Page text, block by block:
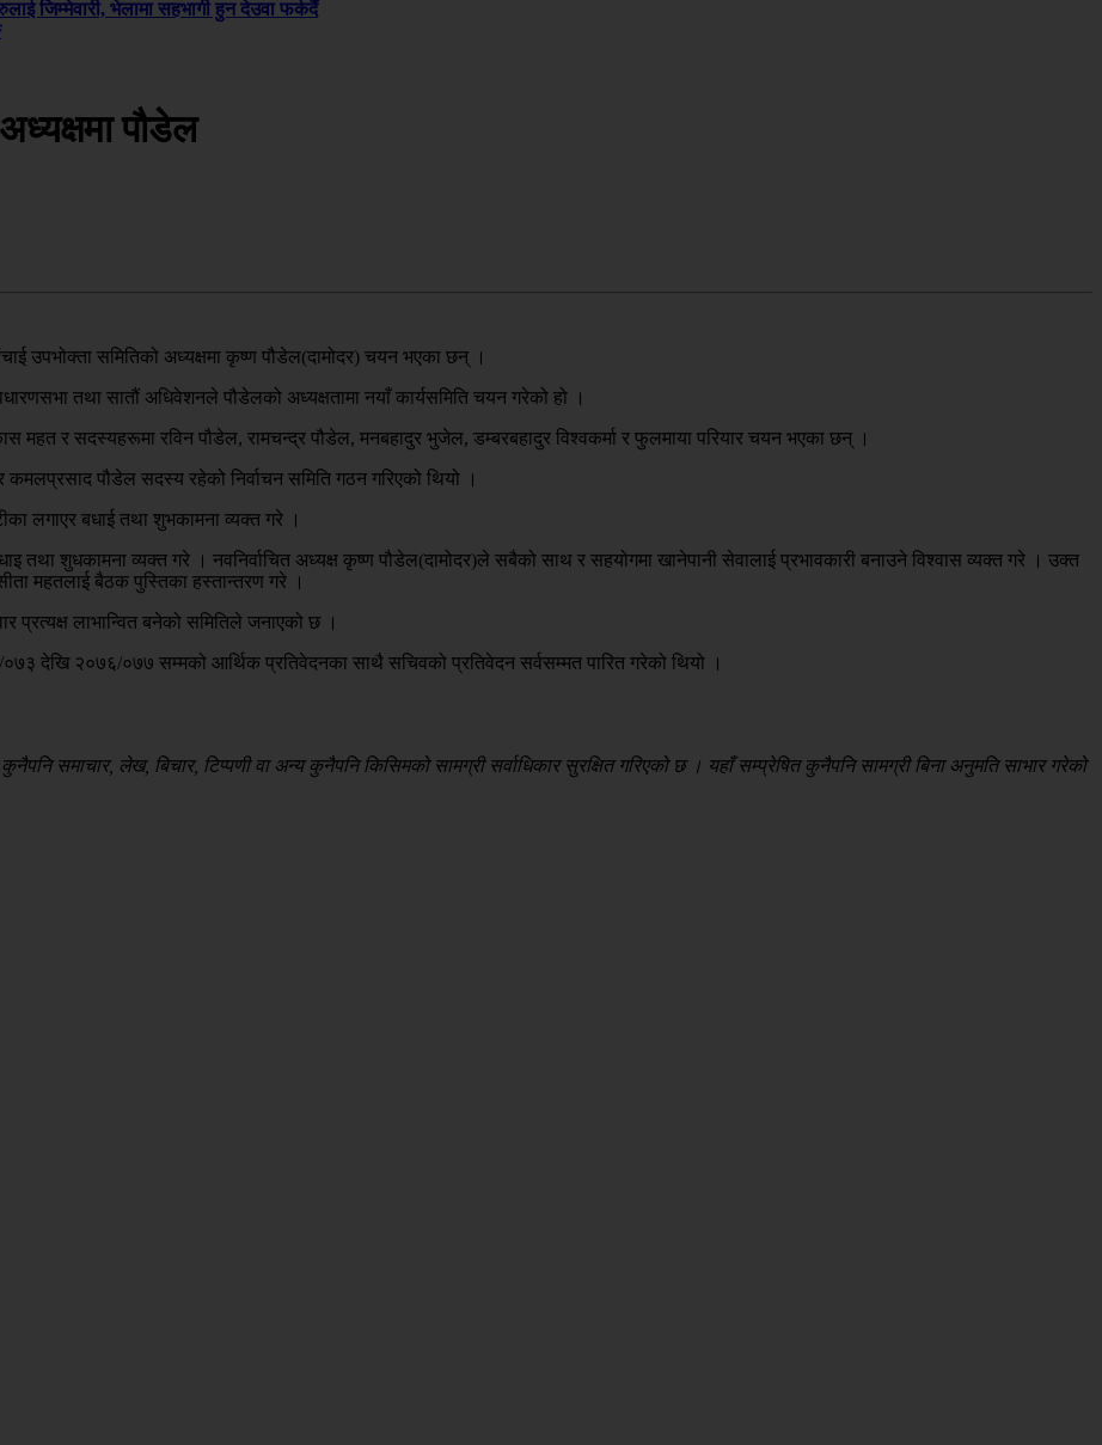
जिम्मेवारी, भेलामा सहभागी हुन देउवा फर्कदैं
पौडेल
उपभोक्ता समितिको अध्यक्षमा कृष्ण पौडेल(दामोदर) चयन भएका छन् ।
तथा सातौं अधिवेशनले पौडेलको अध्यक्षतामा नयाँ कार्यसमिति चयन गरेको हो ।
महत र सदस्यहरूमा रविन पौडेल, रामचन्द्र पौडेल, मनबहादुर भुजेल, डम्बरबहादुर विश्वकर्मा र फुलमाया परियार चयन भएका छन् ।
पौडेल सदस्य रहेको निर्वाचन समिति गठन गरिएको थियो ।
लगाएर बधाई तथा शुभकामना व्यक्त गरे ।
तथा शुधकामना व्यक्त गरे । नवनिर्वाचित अध्यक्ष कृष्ण पौडेल(दामोदर)ले सबैको साथ र सहयोगमा खानेपानी सेवालाई प्रभावकारी बनाउने विश्वास व्यक्त गरे । उक्त
महतलाई बैठक पुस्तिका हस्तान्तरण गरे ।
प्रत्यक्ष लाभान्वित बनेको समितिले जनाएको छ ।
देखि २०७६/०७७ सम्मको आर्थिक प्रतिवेदनका साथै सचिवको प्रतिवेदन सर्वसम्मत पारित गरेको थियो ।
समाचार, लेख, बिचार, टिप्पणी वा अन्य कुनैपनि किसिमको सामग्री सर्वाधिकार सुरक्षित गरिएको छ । यहाँ सम्प्रेषित कुनैपनि सामग्री बिना अनुमति साभार गरेको